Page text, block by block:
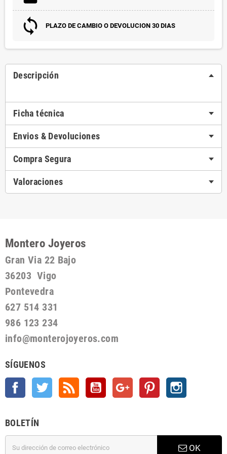
PLAZO DE CAMBIO O DEVOLUCION 30 DIAS
Descripción
Ficha técnica
Envios & Devoluciones
Compra Segura
Valoraciones
Montero Joyeros
Gran Via 22 Bajo
36203 Vigo
Pontevedra
627 514 331
986 123 234
info@monterojoyeros.com
SÍGUENOS
Facebook Twitter YouTube Google + Pinterest
BOLETÍN
OK